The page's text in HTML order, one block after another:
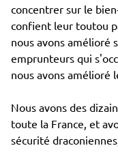
concentrer sur le
confient leur toutou
nous avons amélioré
emprunteurs qui
nous avons amélioré
Nous avons des
toute la France, et
sécurité